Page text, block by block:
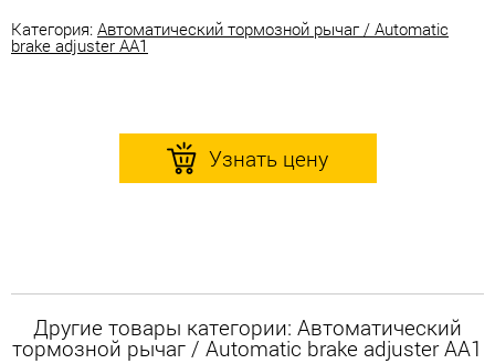
Категория: Автоматический тормозной рычаг / Automatic
brake adjuster AA1
Узнать цену
Другие товары категории: Автоматический
тормозной рычаг / Automatic brake adjuster AA1